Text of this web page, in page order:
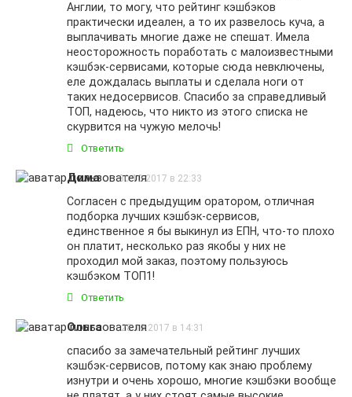
Англии, то могу, что рейтинг кэшбэков
практически идеален, а то их развелось куча, а
выплачивать многие даже не спешат. Имела
неосторожность поработать с малоизвестными
кэшбэк-сервисами, которые сюда невключены,
еле дождалась выплаты и сделала ноги от
таких недосервисов. Спасибо за справедливый
ТОП, надеюсь, что никто из этого списка не
скурвится на чужую мелочь!
Ответить
Дима 30.10.2017 в 22:33
Согласен с предыдущим оратором, отличная
подборка лучших кэшбэк-сервисов,
единственное я бы выкинул из ЕПН, что-то плохо
он платит, несколько раз якобы у них не
проходил мой заказ, поэтому пользуюсь
кэшбэком ТОП1!
Ответить
Ольга 28.10.2017 в 14:31
спасибо за замечательный рейтинг лучших
кэшбэк-сервисов, потому как знаю проблему
изнутри и очень хорошо, многие кэшбэки вообще